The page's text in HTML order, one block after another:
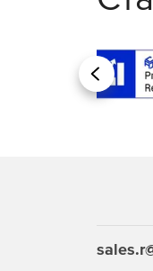
Назад